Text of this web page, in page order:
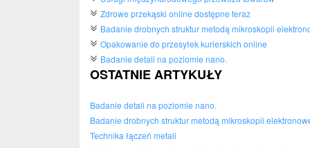
Zdrowe przekąski online dostępne teraz
Badanie drobnych struktur metodą mikroskopii
Opakowanie do przesyłek kurierskich online
Badanie detali na poziomie nano.
OSTATNIE ARTYKUŁY
Badanie detali na poziomie nano.
Badanie drobnych struktur metodą mikroskopii
Technika łączeń metali